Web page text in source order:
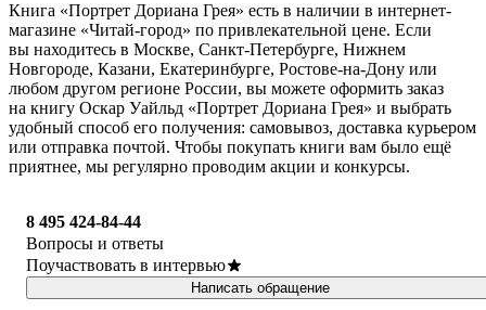
Книга «Портрет Дориана Грея» есть в наличии в интернет-
магазине «Читай-город» по привлекательной цене. Если
вы находитесь в Москве, Санкт-Петербурге, Нижнем
Новгороде, Казани, Екатеринбурге, Ростове-на-Дону или
любом другом регионе России, вы можете оформить заказ
на книгу Оскар Уайльд «Портрет Дориана Грея» и выбрать
удобный способ его получения: самовывоз, доставка курьером
или отправка почтой. Чтобы покупать книги вам было ещё
приятнее, мы регулярно проводим акции и конкурсы.
8 495 424-84-44
Вопросы и ответы
Поучаствовать в интервью
Написать обращение